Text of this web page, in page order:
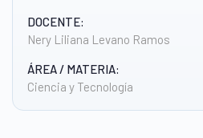
DOCENTE:
Nery Liliana Levano Ramos
ÁREA / MATERIA:
Ciencia y Tecnología